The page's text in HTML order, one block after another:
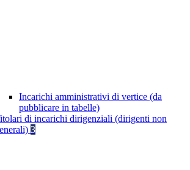
Incarichi amministrativi di vertice (da
pubblicare in tabelle)
di incarichi dirigenziali (dirigenti non
3